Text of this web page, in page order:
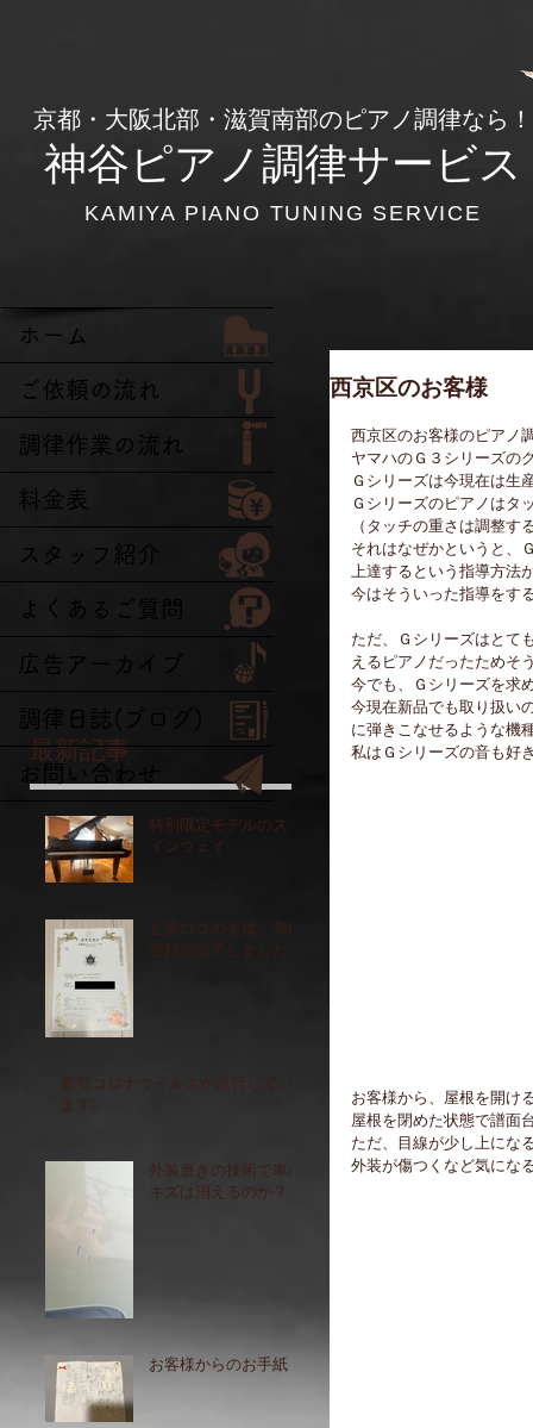
​京都・大阪北部・滋賀南部のピアノ調律なら！
神谷ピアノ調律サービス
KAMIYA PIANO TUNING SERVICE
最新記事
特別限定モデルのスタ
インウェイ
企業ロゴの完成、商標
登録の完了しました！
新型コロナウイルスが流行してい
外装磨きの技術で車の
キズは消えるのか？
お客様からのお手紙
西京区のお客様
西京区のお客様のピアノ
ヤマハのＧ３シリーズの
Ｇシリーズは今現在は生
Ｇシリーズのピアノはタ
（タッチの重さは調整
それはなぜかというと、
上達するという指導方法
今はそういった指導をす
ただ、Ｇシリーズはとて
えるピアノだったためそ
今でも、Ｇシリーズを求
今現在新品でも取り扱い
に弾きこなせるような機
私はＧシリーズの音も好
お客様から、屋根を開け
屋根を閉めた状態で譜面
ただ、目線が少し上にな
外装が傷つくなど気にな
ホーム
ご依頼の流れ
調律作業の流れ
料金表
スタッフ紹介
よくあるご質問
広告アーカイブ